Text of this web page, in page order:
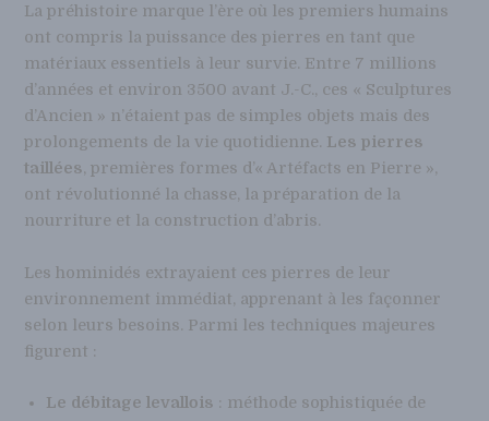
La préhistoire marque l’ère où les premiers humains
ont compris la puissance des pierres en tant que
matériaux essentiels à leur survie. Entre 7 millions
d’années et environ 3500 avant J.-C., ces « Sculptures
d’Ancien » n’étaient pas de simples objets mais des
prolongements de la vie quotidienne. Les pierres
taillées, premières formes d’« Artéfacts en Pierre »,
ont révolutionné la chasse, la préparation de la
nourriture et la construction d’abris.
Les hominidés extrayaient ces pierres de leur
environnement immédiat, apprenant à les façonner
selon leurs besoins. Parmi les techniques majeures
figurent :
Le débitage levallois : méthode sophistiquée de